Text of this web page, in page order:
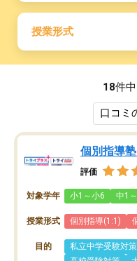
授業形式
18件中
個別指導
評価
対象学年 小1～小6 中1
授業形式 個別指導(1:1)
目的 私立中学受験対策